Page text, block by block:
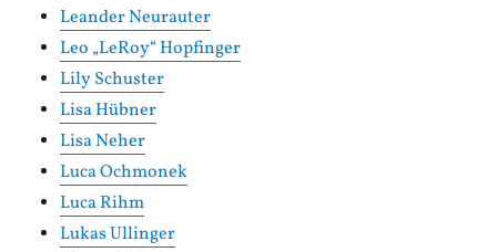
Leander Neurauter
Leo „LeRoy“ Hopfinger
Lily Schuster
Lisa Hübner
Lisa Neher
Luca Ochmonek
Luca Rihm
Lukas Ullinger